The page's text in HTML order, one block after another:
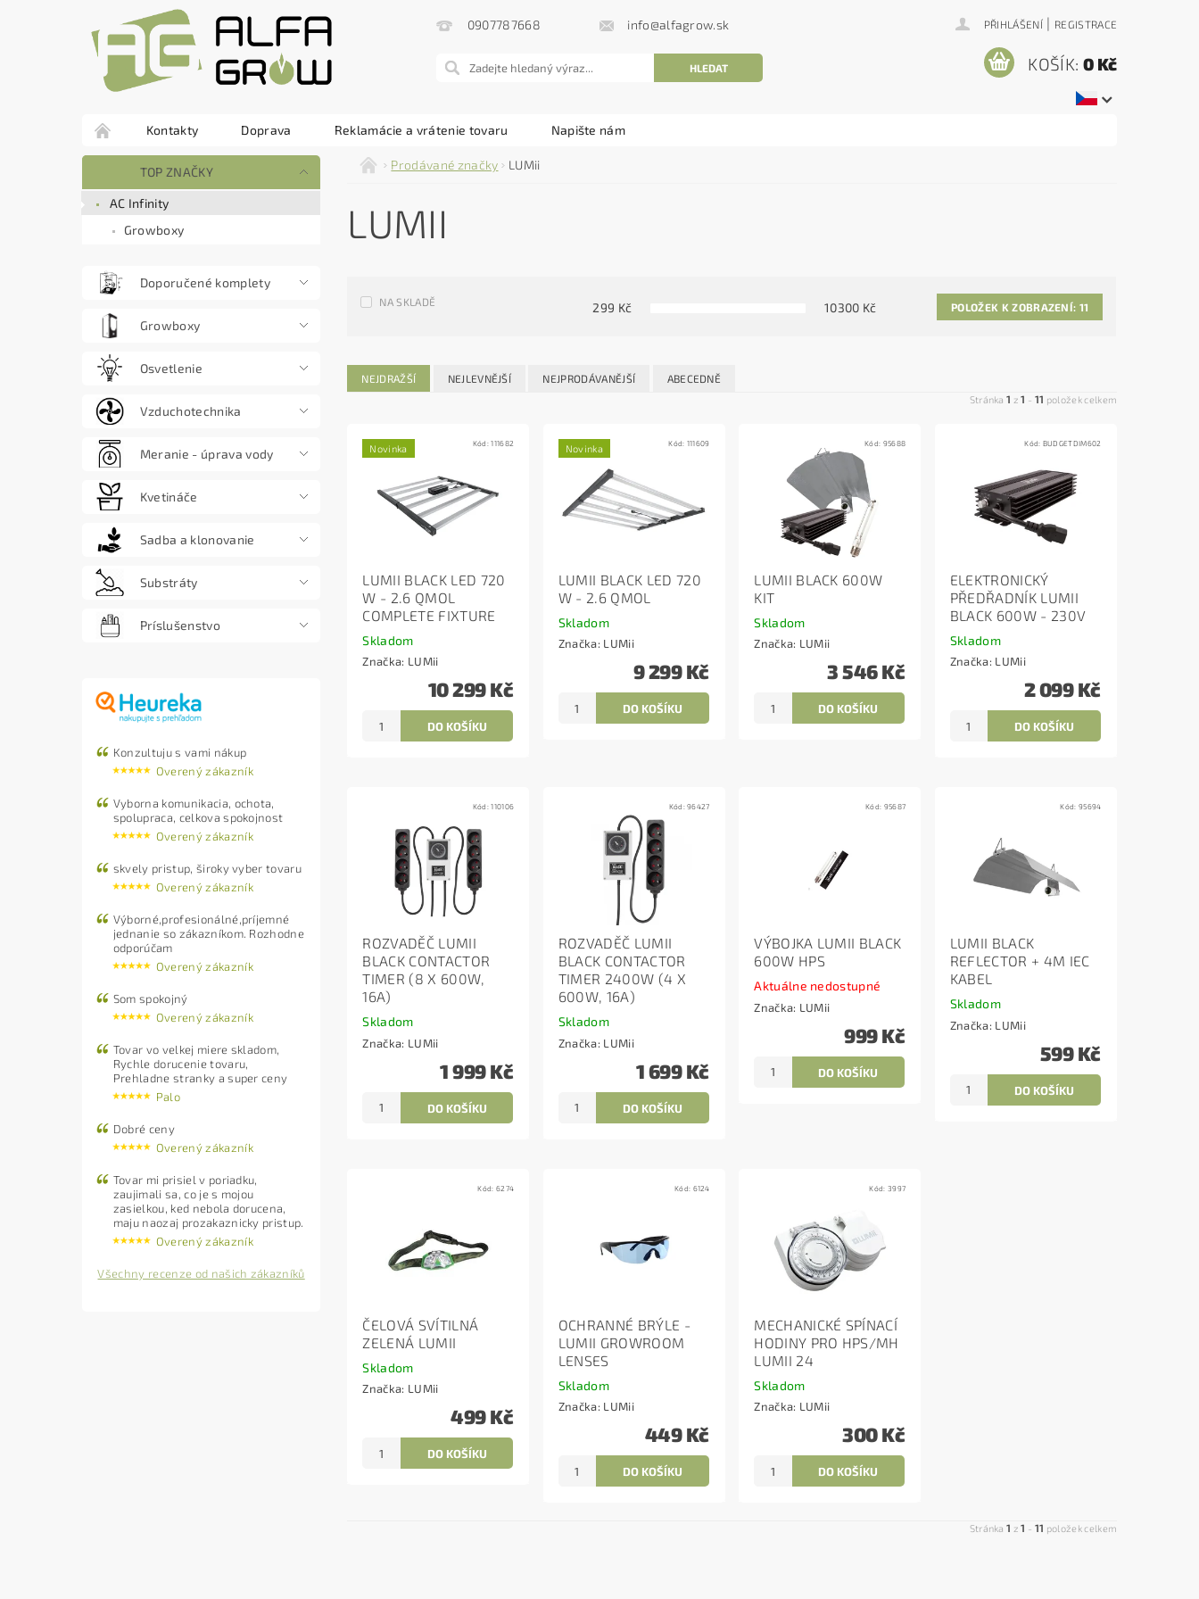
0907787668 info@alfagrow.sk PŘIHLÁŠENÍ | REGISTRACE
KOŠÍK: 0 Kč
Kontakty Doprava Reklamácie a vrátenie tovaru Napište nám
TOP ZNAČKY
AC Infinity
Growboxy
Doporučené komplety
Growboxy
Osvetlenie
Vzduchotechnika
Meranie - úprava vody
Kvetináče
Sadba a klonovanie
Substráty
Príslušenstvo
Konzultuju s vami nákup
Overený zákazník
Vyborna komunikacia, ochota,
spolupraca, celkova spokojnost
Overený zákazník
skvely pristup, široky vyber tovaru
Overený zákazník
Výborné,profesionálné,príjemné
jednanie so zákazníkom. Rozhodne
odporúčam
Overený zákazník
Som spokojný
Overený zákazník
Tovar vo velkej miere skladom,
Rychle dorucenie tovaru,
Prehladne stranky a super ceny
Palo
Dobré ceny
Overený zákazník
Tovar mi prisiel v poriadku,
zaujimali sa, co je s mojou
zasielkou, ked nebola dorucena,
maju naozaj prozakaznicky pristup.
Overený zákazník
Všechny recenze od našich zákazníků
Prodávané značky LUMii
LUMII
NA SKLADĚ 299 Kč 10300 Kč POLOŽEK K ZOBRAZENÍ: 11
NEJDRAŽŠÍ NEJLEVNĚJŠÍ NEJPRODÁVANĚJŠÍ ABECEDNĚ
Stránka1 z1 - 11 položek celkem
Novinka Kód:111682
LUMII BLACK LED 720
W - 2.6 QMOL
COMPLETE FIXTURE
Skladom
Značka: LUMii
10 299 Kč
Novinka Kód: 111609
LUMII BLACK LED 720
W - 2.6 QMOL
Skladom
Značka: LUMii
9 299 Kč
Kód: 95688
LUMII BLACK 600W
KIT
Skladom
Značka: LUMii
3 546 Kč
Kód: BUDGETDIM602
ELEKTRONICKÝ
PŘEDŘADNÍK LUMII
BLACK 600W - 230V
Skladom
Značka: LUMii
2 099 Kč
Kód:110106
ROZVADĚČ LUMII
BLACK CONTACTOR
TIMER (8 X 600W,
16A)
Skladom
Značka: LUMii
1 999 Kč
Kód:96427
ROZVADĚČ LUMII
BLACK CONTACTOR
TIMER 2400W (4 X
600W, 16A)
Skladom
Značka: LUMii
1 699 Kč
Kód: 95687
VÝBOJKA LUMII BLACK
600W HPS
Aktuálne nedostupné
Značka: LUMii
999 Kč
Kód:95694
LUMII BLACK
REFLECTOR + 4M IEC
KABEL
Skladom
Značka: LUMii
599 Kč
Kód:6274
ČELOVÁ SVÍTILNÁ
ZELENÁ LUMII
Skladom
Značka: LUMii
499 Kč
Kód: 6124
OCHRANNÉ BRÝLE -
LUMII GROWROOM
LENSES
Skladom
Značka: LUMii
449 Kč
Kód: 3997
MECHANICKÉ SPÍNACÍ
HODINY PRO HPS/MH
LUMII 24
Skladom
Značka: LUMii
300 Kč
Stránka1 z1 - 11 položek celkem